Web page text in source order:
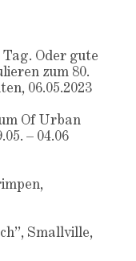
Oder gute
zum 80.
06.05.2023
Of Urban
– 04.06
Smallville,